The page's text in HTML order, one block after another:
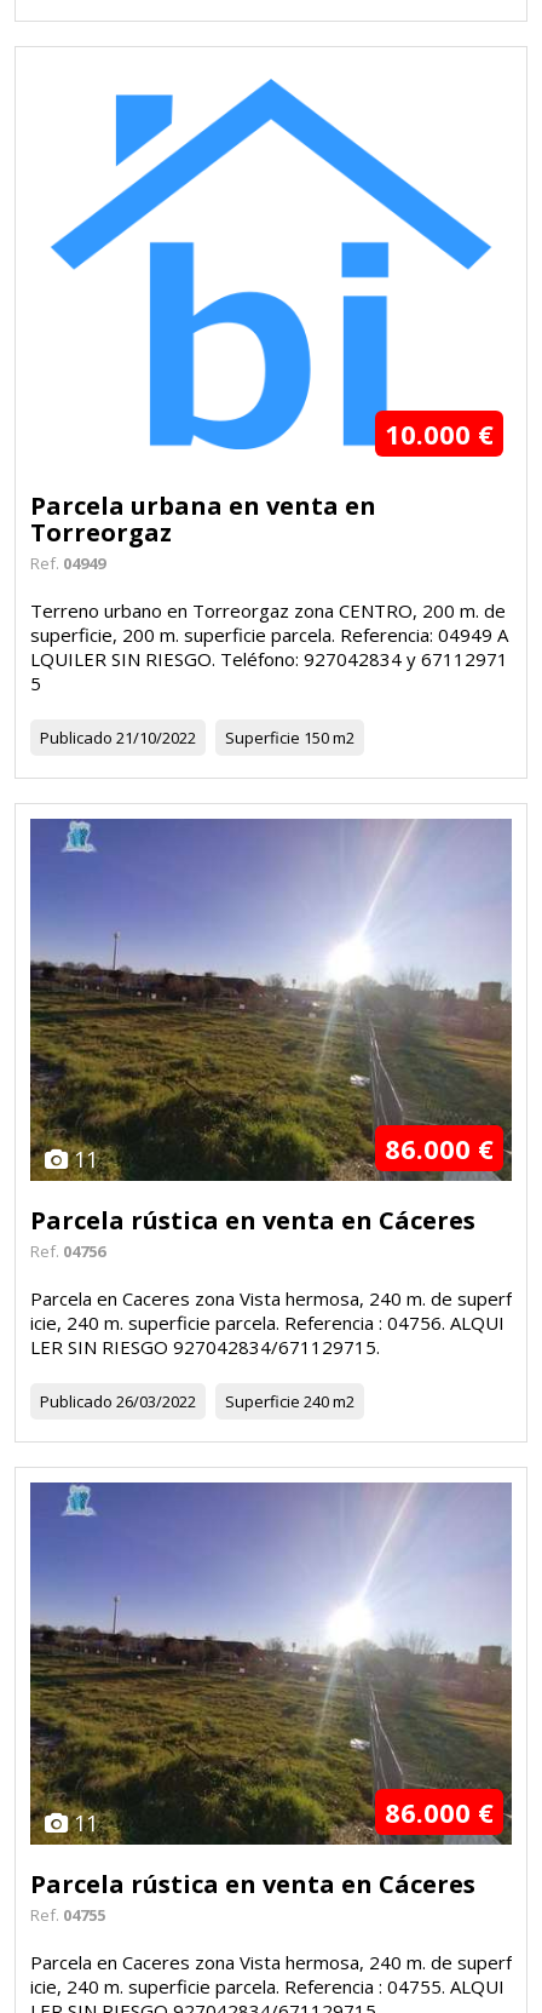
10.000 €
Parcela urbana en venta en
Torreorgaz
Ref. 04949
Terreno urbano en Torreorgaz zona CENTRO, 200 m. de
superficie, 200 m. superficie parcela. Referencia: 04949 A
LQUILER SIN RIESGO. Teléfono: 927042834 y 67112971
5
Publicado 21/10/2022 Superficie 150 m2
11 86.000 €
Parcela rústica en venta en Cáceres
Ref. 04756
Parcela en Caceres zona Vista hermosa, 240 m. de superf
icie, 240 m. superficie parcela. Referencia : 04756. ALQUI
LER SIN RIESGO 927042834/671129715.
Publicado 26/03/2022 Superficie 240 m2
11 86.000 €
Parcela rústica en venta en Cáceres
Ref. 04755
Parcela en Caceres zona Vista hermosa, 240 m. de superf
icie, 240 m. superficie parcela. Referencia : 04755. ALQUI